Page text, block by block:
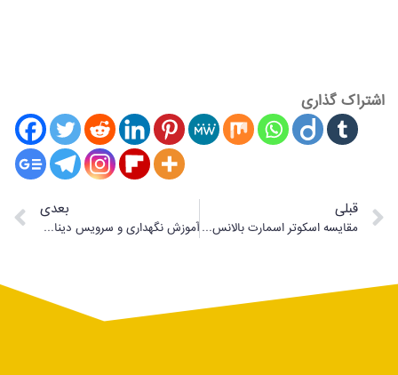
اشتراک گذاری
قبلی
مقایسه اسکوتر اسمارت بالانس و اتوبالانس
بعدی
آموزش نگهداری و سرویس دینام یا هاب موتور دوچرخه برقی